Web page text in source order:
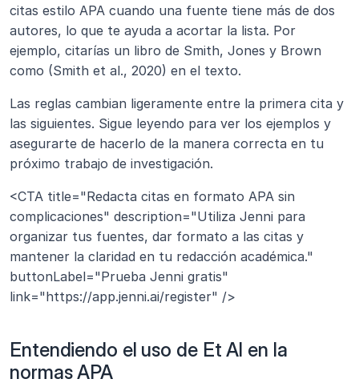
citas estilo APA cuando una fuente tiene más de dos
autores, lo que te ayuda a acortar la lista. Por
ejemplo, citarías un libro de Smith, Jones y Brown
como (Smith et al., 2020) en el texto.
Las reglas cambian ligeramente entre la primera cita y
las siguientes. Sigue leyendo para ver los ejemplos y
asegurarte de hacerlo de la manera correcta en tu
próximo trabajo de investigación.
<CTA title="Redacta citas en formato APA sin
complicaciones" description="Utiliza Jenni para
organizar tus fuentes, dar formato a las citas y
mantener la claridad en tu redacción académica."
buttonLabel="Prueba Jenni gratis"
link="https://app.jenni.ai/register" />
Entendiendo el uso de Et Al en la
normas APA